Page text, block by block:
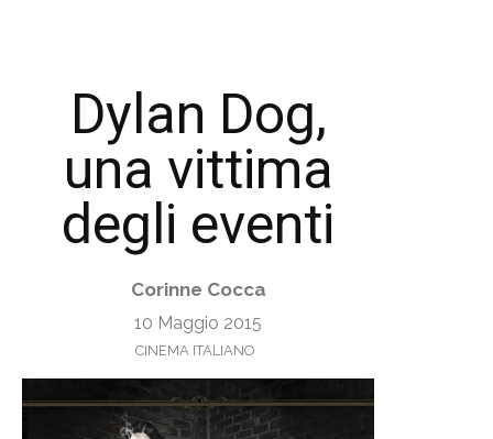
Dylan Dog,
una vittima
degli eventi
Corinne Cocca
10 Maggio 2015
CINEMA ITALIANO